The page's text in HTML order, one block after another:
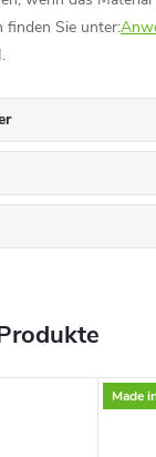
finden Sie unter:
Made